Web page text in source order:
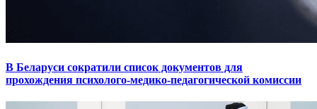
В Беларуси сократили список документов для
прохождения психолого-медико-педагогической комиссии